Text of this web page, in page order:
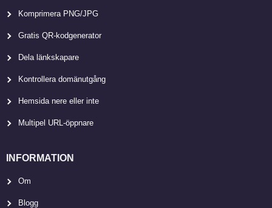
Komprimera PNG/JPG
Gratis QR-kodgenerator
Dela länkskapare
Kontrollera domänutgång
Hemsida nere eller inte
Multipel URL-öppnare
INFORMATION
Om
Blogg